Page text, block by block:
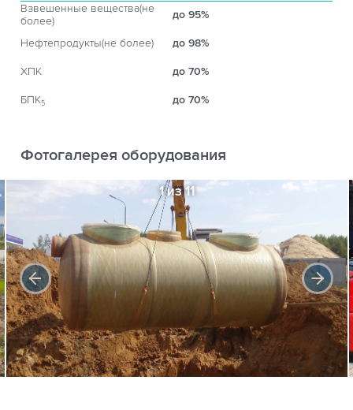
Взвешенные вещества(не
более)
до 95%
Нефтепродукты(не более) до 98%
ХПК до 70%
БПК5 до 70%
Фотогалерея оборудования
1 из 11